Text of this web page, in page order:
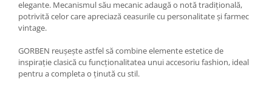
elegante. Mecanismul său mecanic adaugă o notă tradițională,
potrivită celor care apreciază ceasurile cu personalitate și farmec
vintage.
GORBEN reușește astfel să combine elemente estetice de
inspirație clasică cu funcționalitatea unui accesoriu fashion, ideal
pentru a completa o ținută cu stil.